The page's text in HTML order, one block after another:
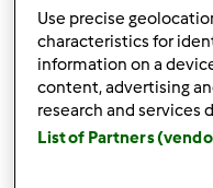
Questa volta si tratta di
salati. Pronti a
https://
salati/20380
Use precise
characteristics for
information on a
content, advertising
research and services
List of Partners